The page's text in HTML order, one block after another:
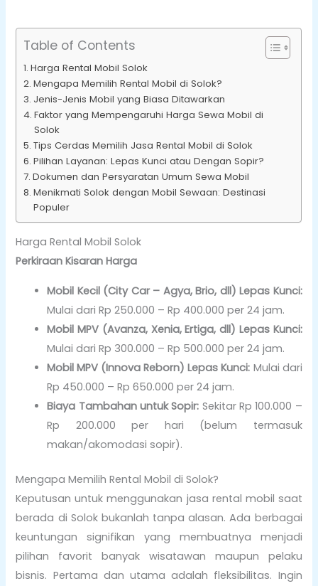
Table of Contents
Harga Rental Mobil Solok
Mengapa Memilih Rental Mobil di Solok?
Jenis-Jenis Mobil yang Biasa Ditawarkan
Faktor yang Mempengaruhi Harga Sewa Mobil di
Solok
Tips Cerdas Memilih Jasa Rental Mobil di Solok
Pilihan Layanan: Lepas Kunci atau Dengan Sopir?
Dokumen dan Persyaratan Umum Sewa Mobil
Menikmati Solok dengan Mobil Sewaan: Destinasi
Populer
Harga Rental Mobil Solok
Perkiraan Kisaran Harga
Mobil Kecil (City Car – Agya, Brio, dll) Lepas Kunci:
Mulai dari Rp 250.000 – Rp 400.000 per 24 jam.
Mobil MPV (Avanza, Xenia, Ertiga, dll) Lepas Kunci:
Mulai dari Rp 300.000 – Rp 500.000 per 24 jam.
Mobil MPV (Innova Reborn) Lepas Kunci: Mulai dari
Rp 450.000 – Rp 650.000 per 24 jam.
Biaya Tambahan untuk Sopir: Sekitar Rp 100.000 –
Rp 200.000 per hari (belum termasuk
makan/akomodasi sopir).
Mengapa Memilih Rental Mobil di Solok?
Keputusan untuk menggunakan jasa rental mobil saat
berada di Solok bukanlah tanpa alasan. Ada berbagai
keuntungan signifikan yang membuatnya menjadi
pilihan favorit banyak wisatawan maupun pelaku
bisnis. Pertama dan utama adalah fleksibilitas. Ingin